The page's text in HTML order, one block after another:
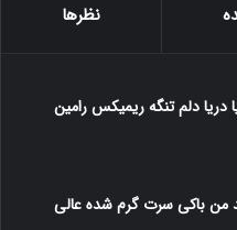
نظرها
دریا دلم تنگه ریمیکس رامین
من باکی سرت گرم شده عالی